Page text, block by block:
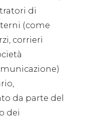
di
(come
corrieri
da parte del
dei